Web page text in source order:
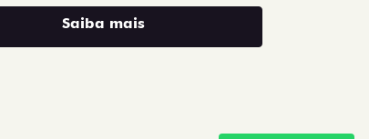
Saiba mais